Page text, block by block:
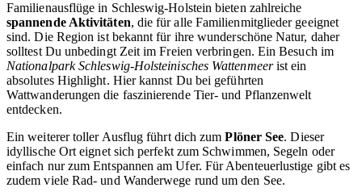
Familienausflüge in Schleswig-Holstein bieten zahlreiche
spannende Aktivitäten, die für alle Familienmitglieder geeignet
sind. Die Region ist bekannt für ihre wunderschöne Natur, daher
solltest Du unbedingt Zeit im Freien verbringen. Ein Besuch im
Nationalpark Schleswig-Holsteinisches Wattenmeerist ein
absolutes Highlight. Hier kannst Du bei geführten
Wattwanderungen die faszinierende Tier- und Pflanzenwelt
entdecken.
Ein weiterer toller Ausflug führt dich zumPlöner See. Dieser
idyllische Ort eignet sich perfekt zum Schwimmen, Segeln oder
einfach nur zum Entspannen am Ufer. Für Abenteuerlustige gibt es
zudem viele Rad- und Wanderwege rund um den See.